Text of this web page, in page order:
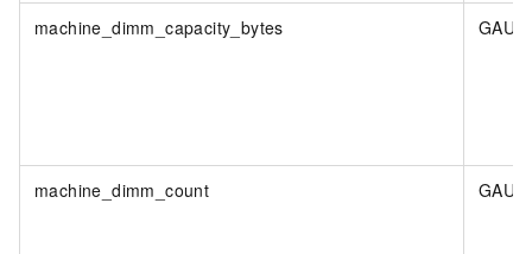
machine_dimm_capacity_bytes
machine_dimm_count